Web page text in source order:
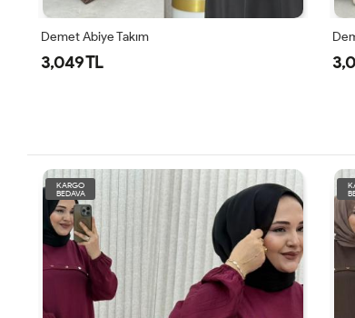
Demet Abiye Takım
3,049 TL
KARGO
BEDAVA